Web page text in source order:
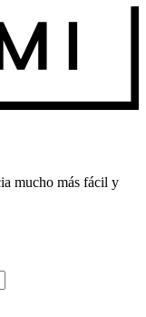
mucho más fácil y